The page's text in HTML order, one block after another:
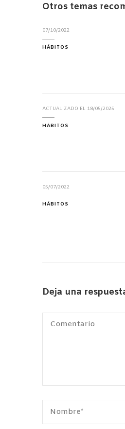
Otros temas
07/10/2022
HÁBITOS
ACTUALIZADO EL 18/05/2025
HÁBITOS
05/07/2022
HÁBITOS
Deja una